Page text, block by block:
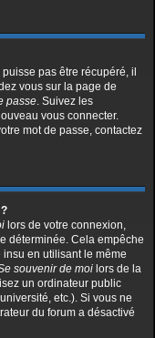
pas être récupéré, il
vous sur la page de
passe. Suivez les
vous connecter.
mot de passe, contactez
lors de votre connexion,
déterminée. Cela empêche
insu en utilisant le même
souvenir de moi lors de la
un ordinateur public
etc.). Si vous ne
du forum a désactivé